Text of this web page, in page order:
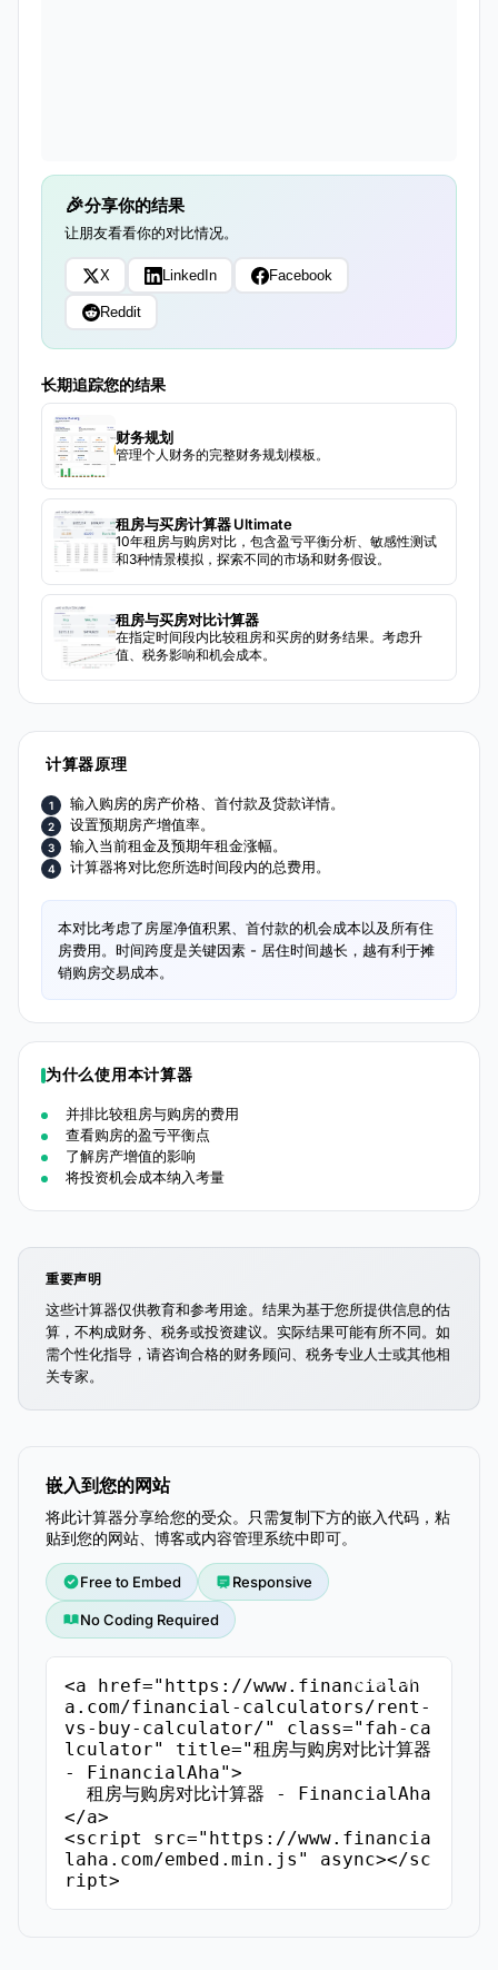
分享你的结果
让朋友看看你的对比情况。
X LinkedIn Facebook
Reddit
长期追踪您的结果
财务规划
管理个人财务的完整财务规划模板。
租房与买房计算器 Ultimate
10年租房与购房对比，包含盈亏平衡分析、敏感性测试
和3种情景模拟，探索不同的市场和财务假设。
租房与买房对比计算器
在指定时间段内比较租房和买房的财务结果。考虑升
值、税务影响和机会成本。
计算器原理
输入购房的房产价格、首付款及贷款详情。
设置预期房产增值率。
输入当前租金及预期年租金涨幅。
计算器将对比您所选时间段内的总费用。
本对比考虑了房屋净值积累、首付款的机会成本以及所有住
房费用。时间跨度是关键因素 - 居住时间越长，越有利于摊
销购房交易成本。
为什么使用本计算器
并排比较租房与购房的费用
查看购房的盈亏平衡点
了解房产增值的影响
将投资机会成本纳入考量
重要声明
这些计算器仅供教育和参考用途。结果为基于您所提供信息的估
算，不构成财务、税务或投资建议。实际结果可能有所不同。如
需个性化指导，请咨询合格的财务顾问、税务专业人士或其他相
关专家。
嵌入到您的网站
将此计算器分享给您的受众。只需复制下方的嵌入代码，粘
贴到您的网站、博客或内容管理系统中即可。
Free to Embed Responsive
No Coding Required
<a href="https://www.financialah
a.com/financial-calculators/rent-
vs-buy-calculator/" class="fah-ca
lculator" title="租房与购房对比计算器
- FinancialAha">
</a>
<script src="https://www.financia
laha.com/embed.min.js" async></sc
ript>
复制嵌入代码